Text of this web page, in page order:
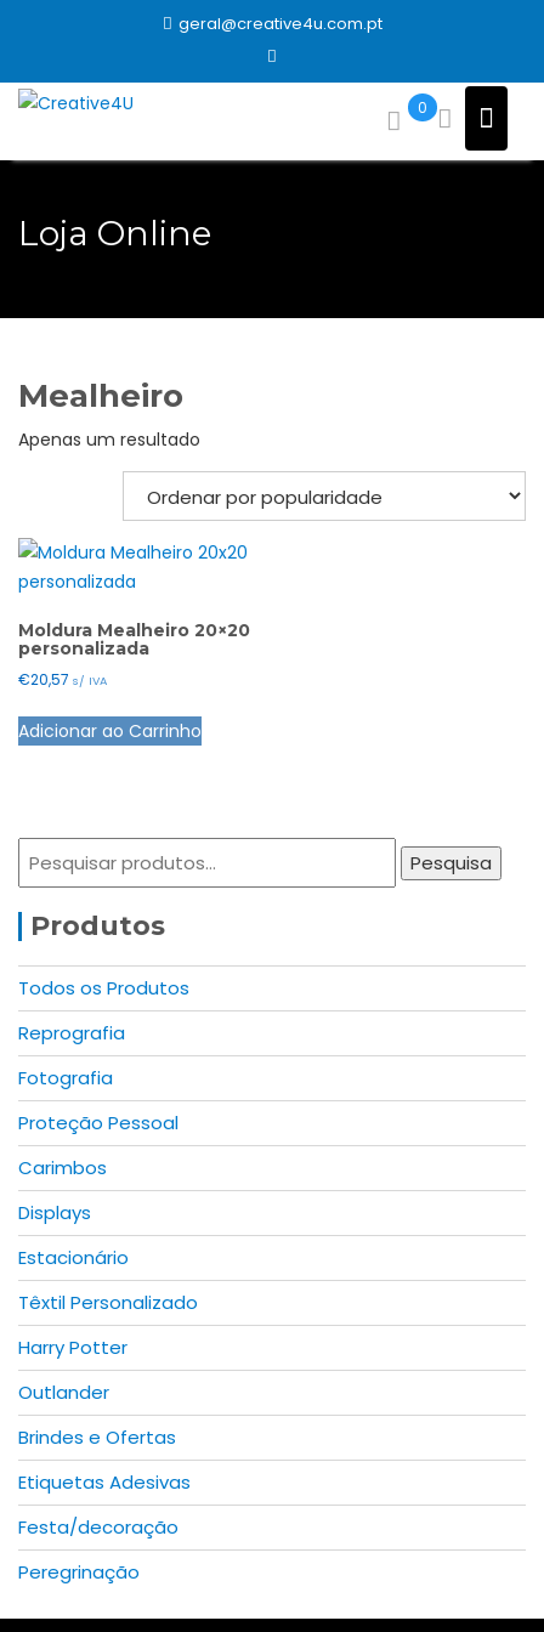
geral@creative4u.com.pt
0
Loja Online
Mealheiro
Apenas um resultado
Moldura Mealheiro 20×20
personalizada
€20,57 s/ IVA
Adicionar ao Carrinho
Pesquisar
Pesquisa
Produtos
Todos os Produtos
Reprografia
Fotografia
Proteção Pessoal
Carimbos
Displays
Estacionário
Têxtil Personalizado
Harry Potter
Outlander
Brindes e Ofertas
Etiquetas Adesivas
Festa/decoração
Peregrinação